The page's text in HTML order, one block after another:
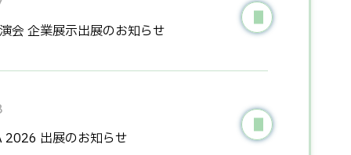
会 企業展示出展のお知らせ
出展のお知らせ